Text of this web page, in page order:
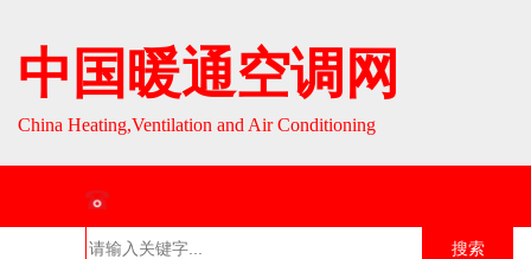
中国暖通空调网
China Heating,Ventilation and Air Conditioning
搜索